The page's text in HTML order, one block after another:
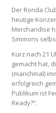
Der Ronda
heutige
Merchandise
Simmons
Kurz nach 21
gemacht hat,
(manchmal)
erfolgreich
Publikum ist
Ready?“.